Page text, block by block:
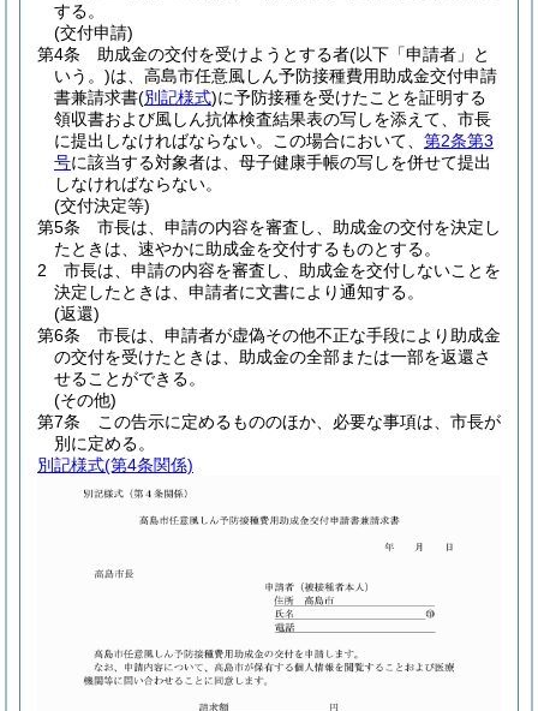
する。
(交付申請)
第4条
助成金の交付を受けようとする者(以下「申請者」と
いう。)は、高島市任意風しん予防接種費用助成金交付申請
書兼請求書(別記様式)に予防接種を受けたことを証明する
領収書および風しん抗体検査結果表の写しを添えて、市長
に提出しなければならない。
この場合において、 第2条第3
号に該当する対象者は、母子健康手帳の写しを併せて提出
しなければならない。
(交付決定等)
第5条
市長は、申請の内容を審査し、助成金の交付を決定し
たときは、速やかに助成金を交付するものとする。
2
市長は、申請の内容を審査し、助成金を交付しないことを
決定したときは、申請者に文書により通知する。
(返還)
第6条
市長は、申請者が虚偽その他不正な手段により助成金
の交付を受けたときは、助成金の全部または一部を返還さ
せることができる。
(その他)
第7条
この告示に定めるもののほか、必要な事項は、市長が
別に定める。
別記様式(第4条関係)